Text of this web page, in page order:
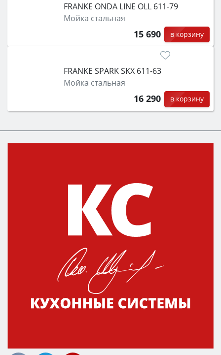
FRANKE ONDA LINE OLL 611-79
Мойка стальная
15 690 в корзину
FRANKE SPARK SKX 611-63
Мойка стальная
16 290 в корзину